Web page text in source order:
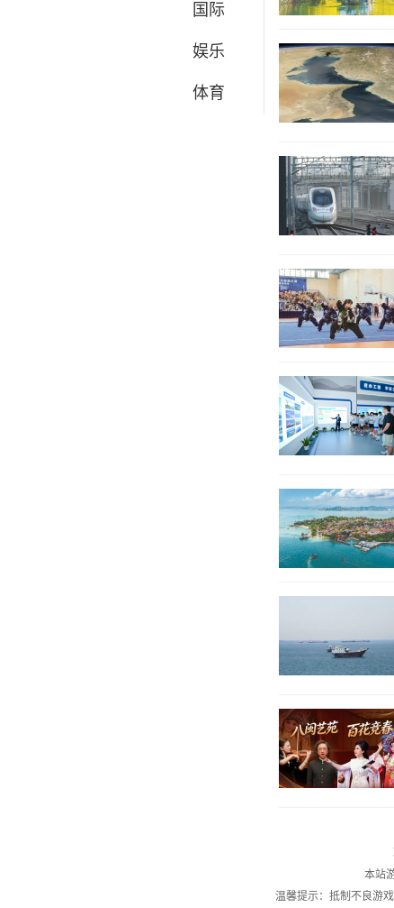
国际
娱乐
体育
本站
温馨提示：抵制不良游